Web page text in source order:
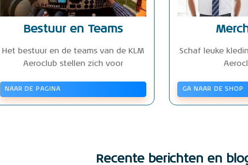
Bestuur en Teams
Het bestuur en de teams van de KLM
Aeroclub stellen zich voor
NAAR DE PAGINA
Schaf leuke
GA NAAR DE SHOP
Recente berichten en